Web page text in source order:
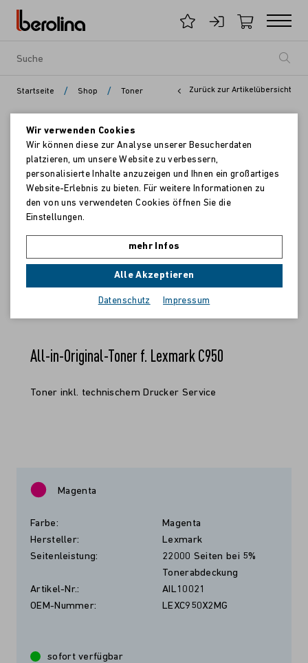
Startseite / Shop / Toner Zurück zur Artikelübersicht
All-in-Original-Toner f. Lexmark C950
Toner inkl. technischem Drucker Service
Magenta
Farbe:
Magenta
Hersteller:
Lexmark
Seitenleistung:
22000 Seiten bei 5%
Tonerabdeckung
Artikel-Nr.:
AIL10021
OEM-Nummer:
LEXC950X2MG
sofort verfügbar
Wir verwenden Cookies
Wir können diese zur Analyse unserer Besucherdaten
platzieren, um unsere Website zu verbessern,
personalisierte Inhalte anzuzeigen und Ihnen ein großartiges
Website-Erlebnis zu bieten. Für weitere Informationen zu
den von uns verwendeten Cookies öffnen Sie die
Einstellungen.
mehr Infos
Alle Akzeptieren
Datenschutz Impressum